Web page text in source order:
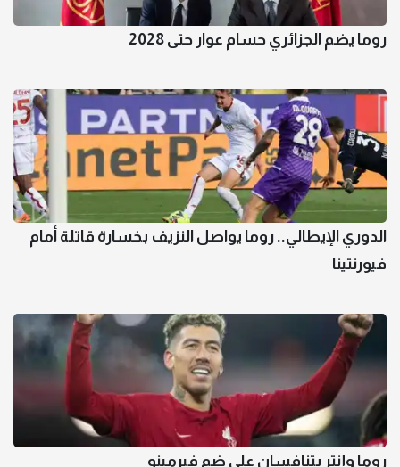
روما يضم الجزائري حسام عوار حتى 2028
الدوري الإيطالي.. روما يواصل النزيف بخسارة قاتلة أمام
فيورنتينا
روما وإنتر يتنافسان على ضم فيرمينو